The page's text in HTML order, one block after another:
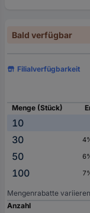
Bald verfügbar
Filialverfügbarkeit
Menge (Stück)
10
30
50
100
Mengenrabatte
Anzahl